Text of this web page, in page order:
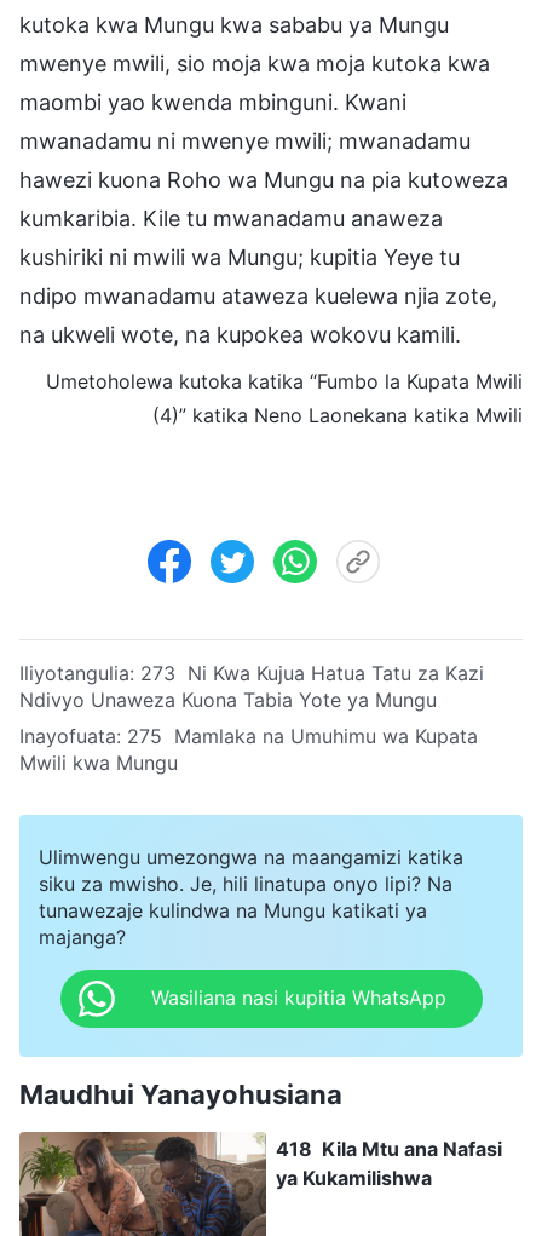
kutoka kwa Mungu kwa sababu ya Mungu
mwenye mwili, sio moja kwa moja kutoka kwa
maombi yao kwenda mbinguni. Kwani
mwanadamu ni mwenye mwili; mwanadamu
hawezi kuona Roho wa Mungu na pia kutoweza
kumkaribia. Kile tu mwanadamu anaweza
kushiriki ni mwili wa Mungu; kupitia Yeye tu
ndipo mwanadamu ataweza kuelewa njia zote,
na ukweli wote, na kupokea wokovu kamili.
Umetoholewa kutoka katika “Fumbo la Kupata Mwili
(4)” katika Neno Laonekana katika Mwili
Iliyotangulia: 273 Ni Kwa Kujua Hatua Tatu za Kazi
Ndivyo Unaweza Kuona Tabia Yote ya Mungu
Inayofuata: 275 Mamlaka na Umuhimu wa Kupata
Mwili kwa Mungu
Ulimwengu umezongwa na maangamizi katika
siku za mwisho. Je, hili linatupa onyo lipi? Na
tunawezaje kulindwa na Mungu katikati ya
majanga?
Wasiliana nasi kupitia WhatsApp
Maudhui Yanayohusiana
418 Kila Mtu ana Nafasi
ya Kukamilishwa